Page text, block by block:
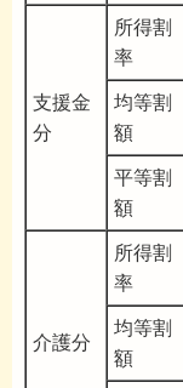
支援金
分
所得割
率
均等割
額
平等割
額
介護分
所得割
率
均等割
額